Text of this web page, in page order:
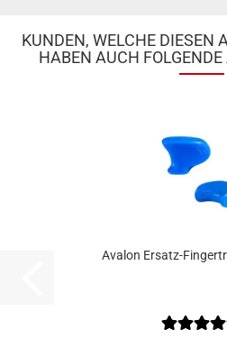
KUNDEN, WELCHE DIESEN
HABEN AUCH
Avalon Ersatz-